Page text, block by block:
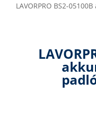
LAVORPRO BS2-